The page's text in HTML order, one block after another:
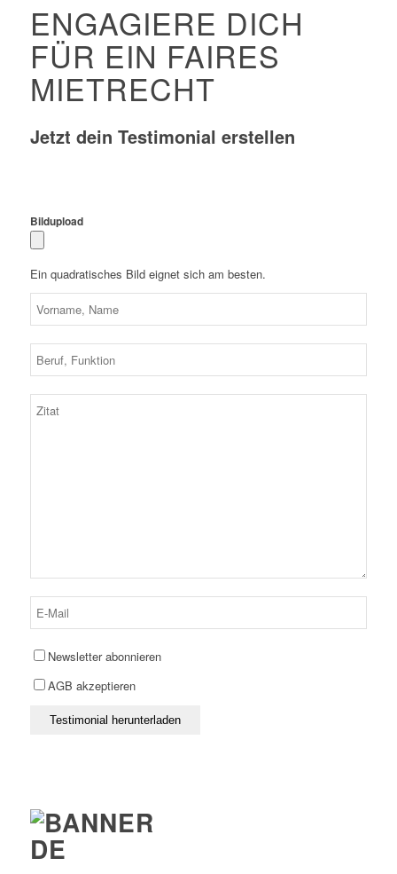
ENGAGIERE DICH
FÜR EIN FAIRES
MIETRECHT
Jetzt dein Testimonial erstellen
Bildupload
Ein quadratisches Bild eignet sich am besten.
Newsletter abonnieren
AGB akzeptieren